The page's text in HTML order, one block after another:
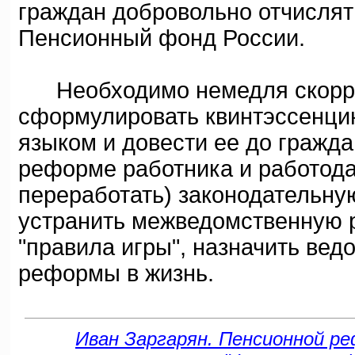
граждан добровольно
Пенсионный фонд России.
Необходимо немедля
сформулировать
языком и довести ее до
реформе работника и
переработать)
устранить
"правила игры", назначить
реформы в жизнь.
Иван Заргарян. Пенсионной